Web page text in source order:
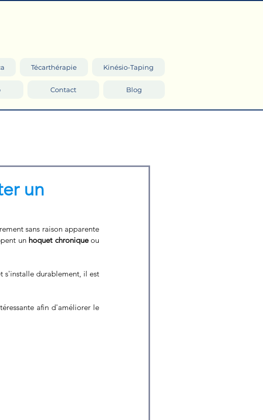
Técarthérapie Kinésio-Taping
Contact Blog
un
sans raison apparente
un hoquet chronique ou
s'installe durablement, il est
afin d'améliorer le